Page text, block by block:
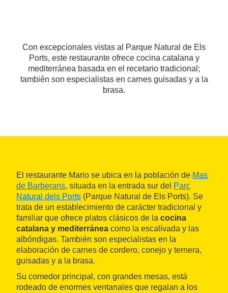
Con excepcionales vistas al Parque Natural de Els
Ports, este restaurante ofrece cocina catalana y
mediterránea basada en el recetario tradicional;
también son especialistas en carnes guisadas y a la
brasa.
El restaurante Mario se ubica en la población de Mas
de Barberans, situada en la entrada sur del Parc
Natural dels Ports (Parque Natural de Els Ports). Se
trata de un establecimiento de carácter tradicional y
familiar que ofrece platos clásicos de la cocina
catalana y mediterránea como la escalivada y las
albóndigas. También son especialistas en la
elaboración de carnes de cordero, conejo y ternera,
guisadas y a la brasa.
Su comedor principal, con grandes mesas, está
rodeado de enormes ventanales que regalan a los